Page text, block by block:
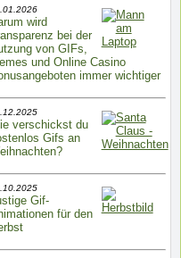
wird
bei der
von GIFs,
und Online Casino
immer wichtiger
verschickst du
Gifs an
Gif-
für den